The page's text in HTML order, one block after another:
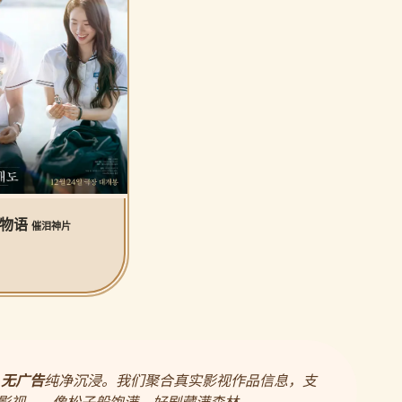
语催泪神片
无广告纯净沉浸。我们聚合真实影视作品信息，支